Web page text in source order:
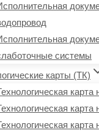
системы
карты (ТК)
карта
карта